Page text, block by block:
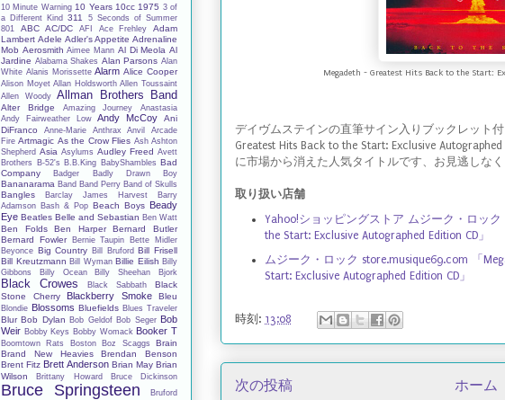
Megadeth - Greatest Hits Back to the Start:
デイヴムステインの直筆サイン入りブックレット付
Greatest Hits Back to the Start: Exclusive
に市場から消えた人気タイトルです、お見逃しなく
取り扱い店舗
Yahoo!ショッピングストア ムジーク・ロック
the Start: Exclusive Autographed Edition CD」
ムジーク・ロック store.musique69.com 「
Start: Exclusive Autographed Edition CD」
時刻: 13:08
次の投稿 ホーム
10 Minute Warning 10 Years 10cc 1975 3 of
a Different Kind
311
5 Seconds of Summer
801
ABC AC/DC AFI Ace Frehley
Adam
Lambert Adele Adler's Appetite Adrenaline
Mob Aerosmith Aimee Mann Al Di Meola Al
Jardine Alabama Shakes Alan Parsons Alan
White Alanis Morissette Alarm Alice Cooper
Alison Moyet Allan Holdsworth Allen Toussaint
Allen Woody
Allman Brothers Band
Alter Bridge Amazing Journey
Anastasia
Andy Fairweather Low
Andy McCoy
Ani
DiFranco
Anne-Marie Anthrax Anvil
Arcade
Fire Artmagic As the Crow Flies Ash Ashton
Shepherd Asia Asylums Audley Freed Avett
Brothers
B-52's B.B.King BabyShambles Bad
Company
Badger Badly Drawn Boy
Bananarama Band Band Perry Band of Skulls
Bangles Barclay James Harvest
Barry
Adamson Bash & Pop Beach Boys Beady
Eye Beatles Belle and Sebastian Ben Watt
Ben Folds Ben Harper
Bernard Butler
Bernard Fowler
Bernie Taupin
Bette Midler
Beyonce Big Country Bill Bruford Bill Frisell
Bill Kreutzmann Bill Wyman Billie Eilish Billy
Gibbons
Billy Ocean Billy Sheehan Bjork
Black Crowes Black Sabbath
Black
Stone Cherry
Blackberry Smoke Bleu
Blondie Blossoms Bluefields Blues Traveler
Blur Bob Dylan Bob Geldof Bob Seger Bob
Weir Bobby Keys Bobby Womack Booker T
Boomtown Rats Boston Boz Scaggs
Brain
Brand New Heavies
Brendan Benson
Brent Fitz Brett Anderson Brian May Brian
Wilson
Brittany Howard Bruce Dickinson
Bruce Springsteen
Bruford